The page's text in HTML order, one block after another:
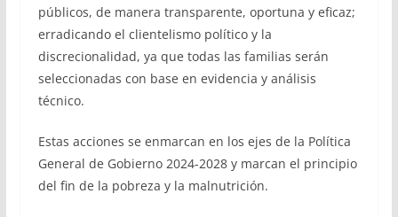
públicos, de manera transparente, oportuna y eficaz;
erradicando el clientelismo político y la
discrecionalidad, ya que todas las familias serán
seleccionadas con base en evidencia y análisis
técnico.
Estas acciones se enmarcan en los ejes de la Política
General de Gobierno 2024-2028 y marcan el principio
del fin de la pobreza y la malnutrición.